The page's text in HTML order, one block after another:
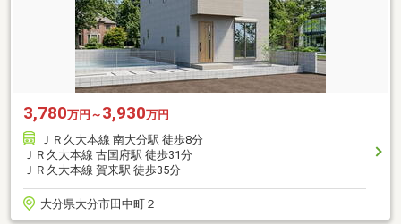
3,780万円～ 3,930万円
ＪＲ久大本線 南大分駅 徒歩8分
ＪＲ久大本線 古国府駅 徒歩31分
ＪＲ久大本線 賀来駅 徒歩35分
大分県大分市田中町２